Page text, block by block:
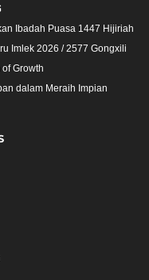
Ibadah Puasa 1447 Hijiriah
Imlek 2026 / 2577 Gongxili
Growth
dalam Meraih Impian